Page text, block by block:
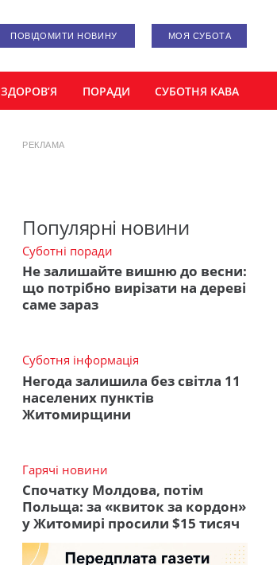
ПОВІДОМИТИ НОВИНУ МОЯ СУБОТА
ЗДОРОВ’Я ПОРАДИ СУБОТНЯ КАВА
РЕКЛАМА
Популярні новини
Суботні поради
Не залишайте вишню до весни:
що потрібно вирізати на дереві
саме зараз
Суботня інформація
Негода залишила без світла 11
населених пунктів
Житомирщини
Гарячі новини
Спочатку Молдова, потім
Польща: за «квиток за кордон»
у Житомирі просили $15 тисяч